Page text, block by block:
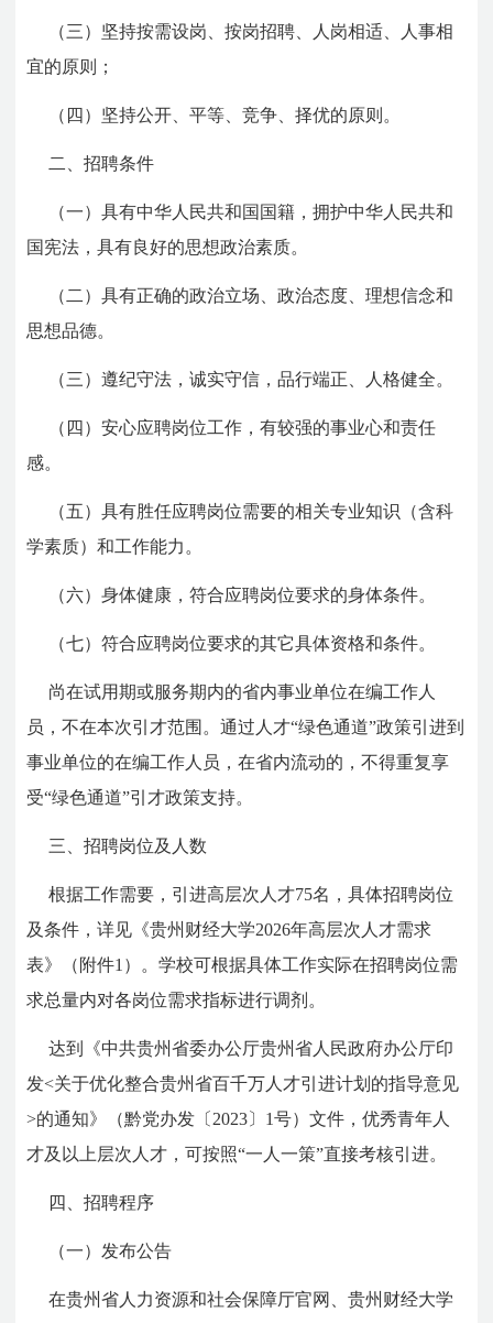
（三）坚持按需设岗、按岗招聘、人岗相适、人事相
宜的原则；
（四）坚持公开、平等、竞争、择优的原则。
二、招聘条件
（一）具有中华人民共和国国籍，拥护中华人民共和
国宪法，具有良好的思想政治素质。
（二）具有正确的政治立场、政治态度、理想信念和
思想品德。
（三）遵纪守法，诚实守信，品行端正、人格健全。
（四）安心应聘岗位工作，有较强的事业心和责任
感。
（五）具有胜任应聘岗位需要的相关专业知识（含科
学素质）和工作能力。
（六）身体健康，符合应聘岗位要求的身体条件。
（七）符合应聘岗位要求的其它具体资格和条件。
尚在试用期或服务期内的省内事业单位在编工作人
员，不在本次引才范围。通过人才“绿色通道”政策引进到
事业单位的在编工作人员，在省内流动的，不得重复享
受“绿色通道”引才政策支持。
三、招聘岗位及人数
根据工作需要，引进高层次人才75名，具体招聘岗位
及条件，详见《贵州财经大学2026年高层次人才需求
表》（附件1）。学校可根据具体工作实际在招聘岗位需
求总量内对各岗位需求指标进行调剂。
达到《中共贵州省委办公厅贵州省人民政府办公厅印
发<关于优化整合贵州省百千万人才引进计划的指导意见
>的通知》（黔党办发〔2023〕1号）文件，优秀青年人
才及以上层次人才，可按照“一人一策”直接考核引进。
四、招聘程序
（一）发布公告
在贵州省人力资源和社会保障厅官网、贵州财经大学